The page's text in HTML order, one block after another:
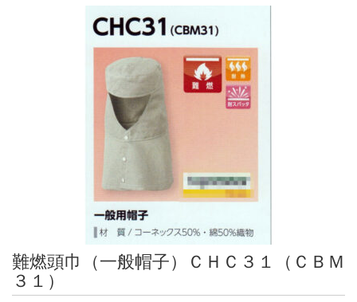
難燃頭巾（一般帽子）ＣＨＣ３１（ＣＢＭ
３１）